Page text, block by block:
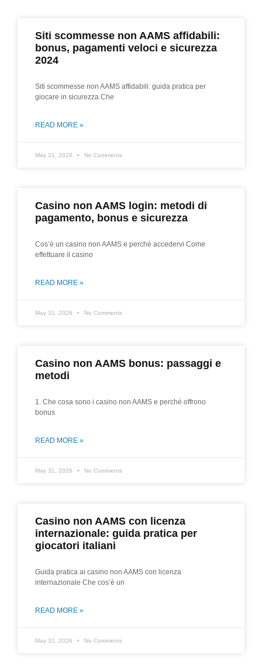
Siti scommesse non AAMS affidabili:
bonus, pagamenti veloci e sicurezza
2024
Siti scommesse non AAMS affidabili: guida pratica per
giocare in sicurezza Che
READ MORE »
May 31, 2026 No Comments
Casino non AAMS login: metodi di
pagamento, bonus e sicurezza
Cos’è un casino non AAMS e perché accedervi Come
effettuare il casino
READ MORE »
May 31, 2026 No Comments
Casino non AAMS bonus: passaggi e
metodi
1. Che cosa sono i casino non AAMS e perché offrono
bonus
READ MORE »
May 31, 2026 No Comments
Casino non AAMS con licenza
internazionale: guida pratica per
giocatori italiani
Guida pratica ai casino non AAMS con licenza
internazionale Che cos’è un
READ MORE »
May 31, 2026 No Comments